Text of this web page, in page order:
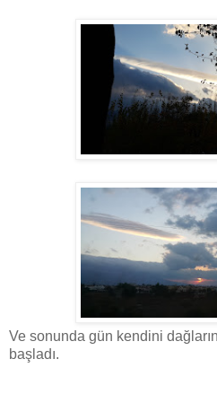
Ve sonunda gün kendini
başladı.